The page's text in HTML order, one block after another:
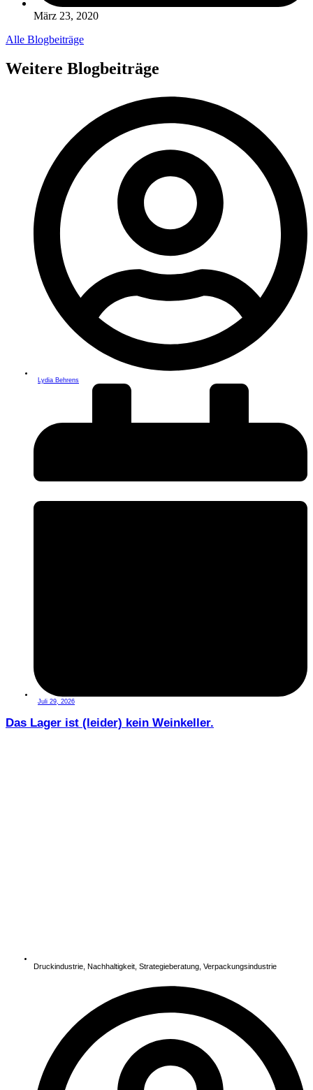
März 23, 2020
Alle Blogbeiträge
Weitere Blogbeiträge
Lydia Behrens
Juli 29, 2026
Das Lager ist (leider) kein Weinkeller.
Druckindustrie Nachhaltigkeit Strategieberatung Verpackungsindustrie